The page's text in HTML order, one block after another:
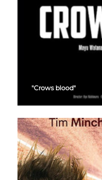
"Crows blood"